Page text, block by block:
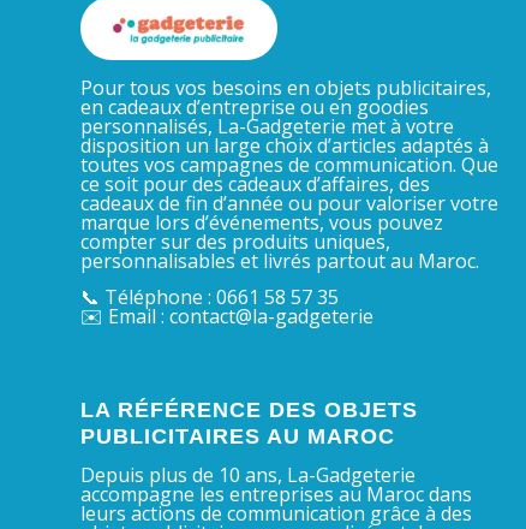
Pour tous vos besoins en objets publicitaires,
en cadeaux d’entreprise ou en goodies
personnalisés, La-Gadgeterie met à votre
disposition un large choix d’articles adaptés à
toutes vos campagnes de communication. Que
ce soit pour des cadeaux d’affaires, des
cadeaux de fin d’année ou pour valoriser votre
marque lors d’événements, vous pouvez
compter sur des produits uniques,
personnalisables et livrés partout au Maroc.
📞 Téléphone : 0661 58 57 35
✉️ Email : contact@la-gadgeterie
LA RÉFÉRENCE DES OBJETS
PUBLICITAIRES AU MAROC
Depuis plus de 10 ans, La-Gadgeterie
accompagne les entreprises au Maroc dans
leurs actions de communication grâce à des